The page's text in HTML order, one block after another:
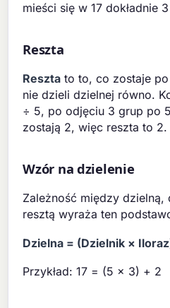
mieści się w 17 dokładnie
Reszta
Reszta to to, co zostaje
nie dzieli dzielnej równo.
÷ 5, po odjęciu 3 grup po
zostają 2, więc reszta to 2.
Wzór na dzielenie
Zależność między
resztą wyraża ten
Dzielna = (Dzielnik ×
Przykład: 17 = (5 × 3) + 2